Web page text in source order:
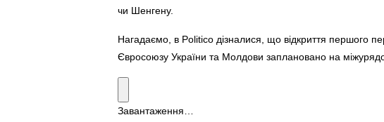
чи Шенгену.
Нагадаємо, в Politico дізналися, що відкриття першого
Євросоюзу України та Молдови заплановано на
Завантаження…